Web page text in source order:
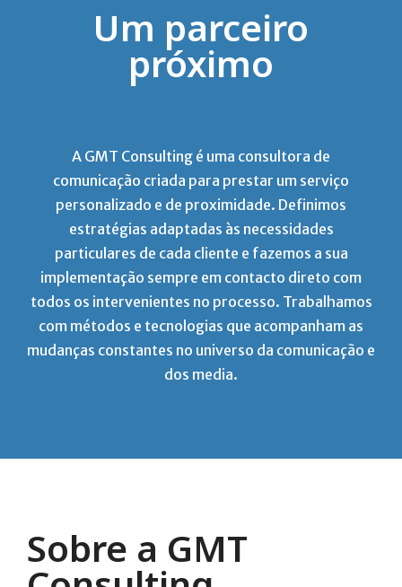
Um parceiro
próximo
A GMT Consulting é uma consultora de
comunicação criada para prestar um serviço
personalizado e de proximidade. Definimos
estratégias adaptadas às necessidades
particulares de cada cliente e fazemos a sua
implementação sempre em contacto direto com
todos os intervenientes no processo. Trabalhamos
com métodos e tecnologias que acompanham as
mudanças constantes no universo da comunicação e
dos media.
Sobre a GMT